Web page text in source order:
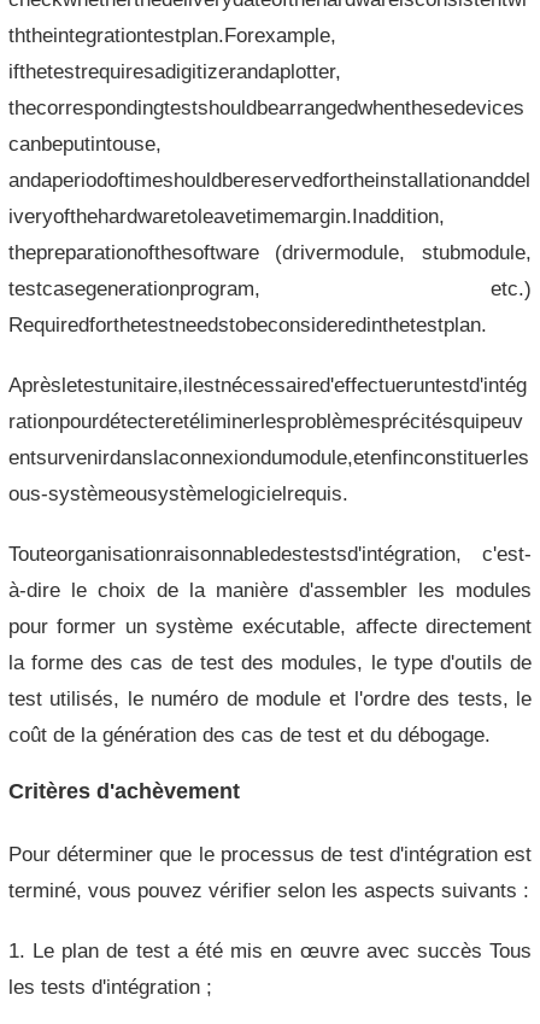
ththeintegrationtestplan.Forexample,
ifthetestrequiresadigitizerandaplotter,
thecorrespondingtestshouldbearrangedwhenthesedevices
canbeputintouse,
andaperiodoftimeshouldbereservedfortheinstallationanddel
iveryofthehardwaretoleavetimemargin.Inaddition,
thepreparationofthesoftware (drivermodule, stubmodule,
testcasegenerationprogram, etc.)
Requiredforthetestneedstobeconsideredinthetestplan.
Aprèsletestunitaire,ilestnécessaired'effectueruntestd'intég
rationpourdétecteretéliminerlesproblèmesprécitésquipeuv
entsurvenirdanslaconnexiondumodule,etenfinconstituerles
ous-systèmeousystèmelogicielrequis.
Touteorganisationraisonnabledestestsd'intégration, c'est-
à-dire le choix de la manière d'assembler les modules
pour former un système exécutable, affecte directement
la forme des cas de test des modules, le type d'outils de
test utilisés, le numéro de module et l'ordre des tests, le
coût de la génération des cas de test et du débogage.
Critères d'achèvement
Pour déterminer que le processus de test d'intégration est
terminé, vous pouvez vérifier selon les aspects suivants :
1. Le plan de test a été mis en œuvre avec succès Tous
les tests d'intégration ;